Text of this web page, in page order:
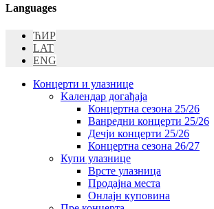
Languages
ЋИР
LAT
ENG
Концерти и улазнице
Kалендар догађаја
Концертна сезона 25/26
Ванредни концерти 25/26
Дечји концерти 25/26
Концертна сезона 26/27
Купи улазнице
Врсте улазница
Продајна места
Oнлајн куповинa